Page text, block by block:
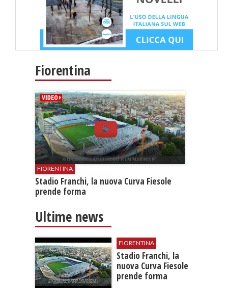
Fiorentina
FIORENTINA
Stadio Franchi, la nuova Curva Fiesole
prende forma
Ultime news
FIORENTINA
Stadio Franchi, la
nuova Curva Fiesole
prende forma